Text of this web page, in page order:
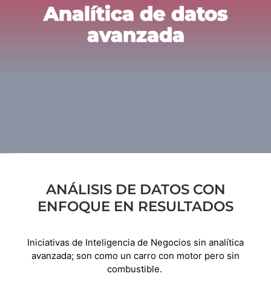
Analítica de datos
avanzada
ANÁLISIS DE DATOS CON
ENFOQUE EN RESULTADOS
Iniciativas de Inteligencia de Negocios sin analítica
avanzada; son como un carro con motor pero sin
combustible.